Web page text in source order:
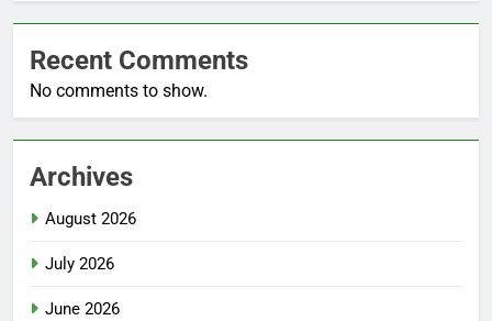
Recent Comments
No comments to show.
Archives
August 2026
July 2026
June 2026